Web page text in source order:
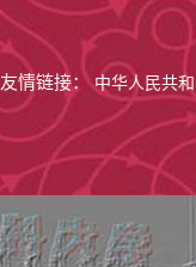
友情链接：中华人民共